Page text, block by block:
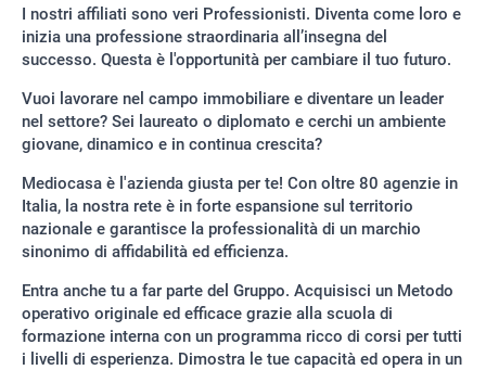
I nostri affiliati sono veri Professionisti. Diventa come loro e
inizia una professione straordinaria all’insegna del
successo. Questa è l'opportunità per cambiare il tuo futuro.
Vuoi lavorare nel campo immobiliare e diventare un leader
nel settore? Sei laureato o diplomato e cerchi un ambiente
giovane, dinamico e in continua crescita?
Mediocasa è l'azienda giusta per te! Con oltre 80 agenzie in
Italia, la nostra rete è in forte espansione sul territorio
nazionale e garantisce la professionalità di un marchio
sinonimo di affidabilità ed efficienza.
Entra anche tu a far parte del Gruppo. Acquisisci un Metodo
operativo originale ed efficace grazie alla scuola di
formazione interna con un programma ricco di corsi per tutti
i livelli di esperienza. Dimostra le tue capacità ed opera in un